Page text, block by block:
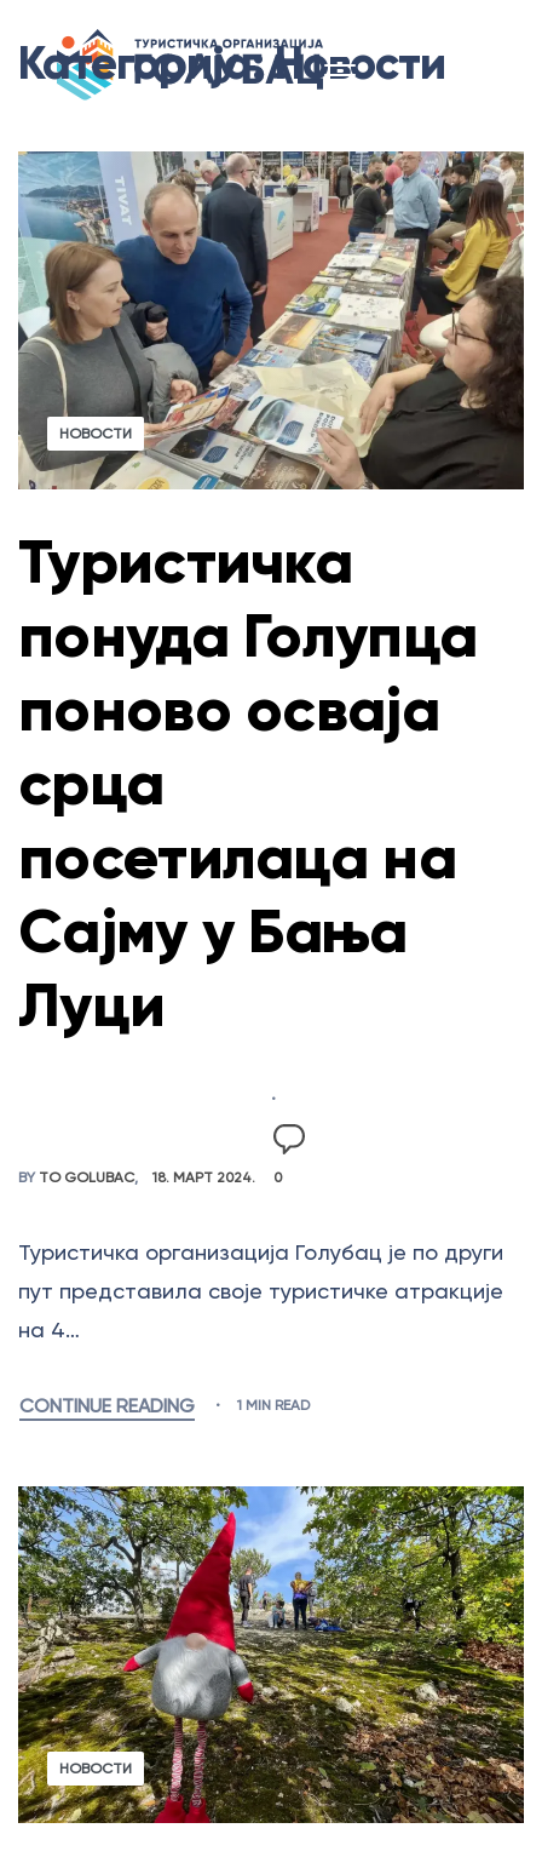
Категорија:Новости
НОВОСТИ
Туристичка
понуда Голупца
поново осваја
срца
посетилаца на
Сајму у Бања
Луци
BY TO GOLUBAC 18. МАРТ 2024. 0
Туристичка организација Голубац је по други
пут представила своје туристичке атракције
на 4…
CONTINUE READING 1 MIN READ
НОВОСТИ